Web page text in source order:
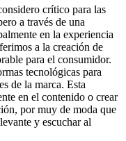
crítico para las
a través de una
en la experiencia
a la creación de
para el consumidor.
tecnológicas para
de la marca. Esta
en el contenido o crear
por muy de moda que
y escuchar al